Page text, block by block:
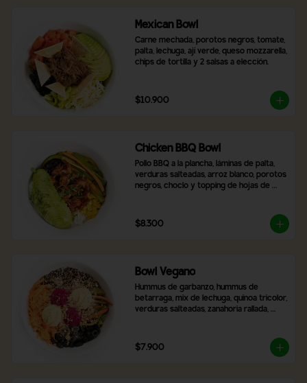
Mexican Bowl
Carne mechada, porotos negros, tomate,
palta, lechuga, ají verde, queso mozzarella,
chips de tortilla y 2 salsas a elección.
$10.900
Chicken BBQ Bowl
Pollo BBQ a la plancha, láminas de palta,
verduras salteadas, arroz blanco, porotos
negros, choclo y topping de hojas de
$8.300
Bowl Vegano
Hummus de garbanzo, hummus de
betarraga, mix de lechuga, quinoa tricolor,
verduras salteadas, zanahoria rallada,
elección
$7.900